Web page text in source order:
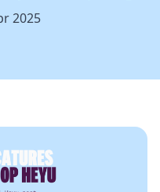
2025